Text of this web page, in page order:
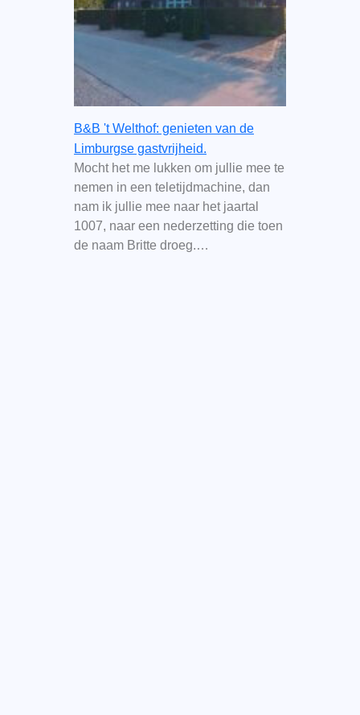
B&B 't Welthof: genieten van de
Limburgse gastvrijheid.
Mocht het me lukken om jullie mee te
nemen in een teletijdmachine, dan
nam ik jullie mee naar het jaartal
1007, naar een nederzetting die toen
de naam Britte droeg.…